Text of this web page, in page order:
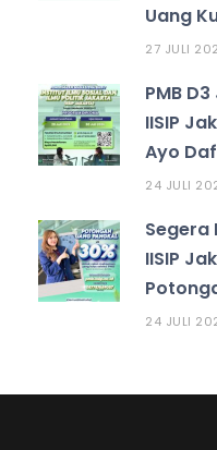
Uang
27 JULI
PMB
IISIP
Ayo
24 JULI
Segera
IISIP
24 JULI